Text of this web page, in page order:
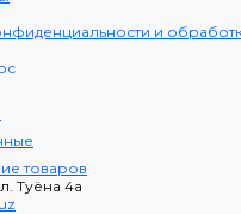
и
товаров
Туёна 4а